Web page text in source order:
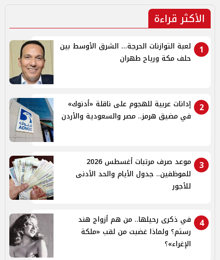
الأكثر قراءة
1
لعبة التوازنات الحرجة... الشرق الأوسط بين
حلف مكة ورياح طهران
2
إدانات عربية للهجوم على ناقلة «أدنوك»
في مضيق هرمز.. مصر والسعودية والأردن
3
موعد صرف مرتبات أغسطس 2026
للموظفين.. جدول الأيام والحد الأدنى
للأجور
4
في ذكرى رحيلها.. من هم أزواج هند
رستم؟ ولماذا غضبت من لقب «ملكة
الإغراء»؟